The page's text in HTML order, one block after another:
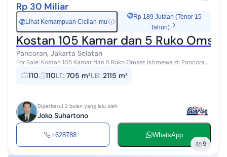
Rp 30 Miliar
Rp Lihat Kemampuan Cicilan-mu ⓘ
Rp 189 Jutaan (Tenor 15
Tahun)
Kostan 105 Kamar dan 5 Ruko
Pancoran, Jakarta Selatan
For Sale: Kostan 105 Kamar dan 5 Ruko Omset Istimewa di Pancoran,
110 110LT: 705 m²LB: 2115 m²
Diperbarui 2 bulan yang lalu oleh
Joko Suhartono
+628788... WhatsApp
9